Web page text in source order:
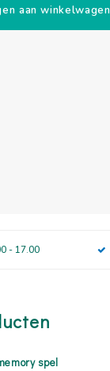
aan winkelwagen
- 17.00
spel